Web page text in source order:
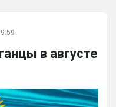
в августе